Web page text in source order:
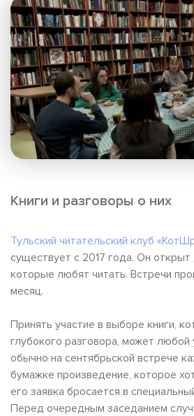
Книги и разговоры о них
Тульский читательский клуб
существует с 2017 года. Он
которые любят читать. Встречи
месяц.
Принять участие в выборе книги,
глубокого разговора, может любой
обычно на сентябрьской встрече
бумажке произведение, которое
его заявка бросается в
Перед очередным заседанием